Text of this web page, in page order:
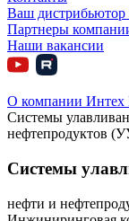
Ваш
Партнеры
Наши вакансии
О компании Интех
Системы
нефтепродуктов
Системы
нефти и